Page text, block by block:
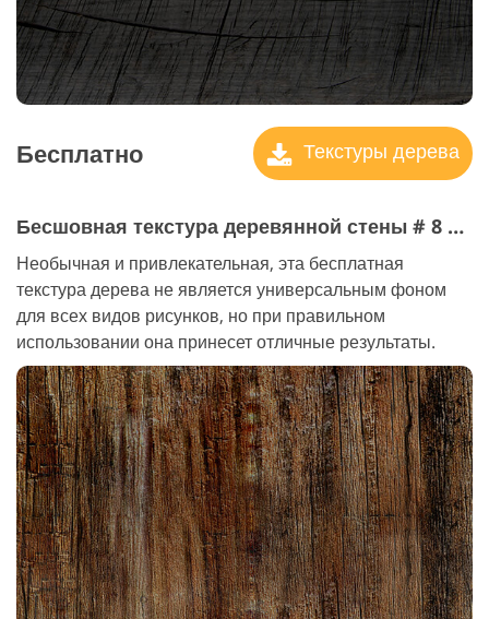
Бесплатно Текстуры дерева
Бесшовная текстура деревянной стены # 8 "Vintage Wardrobe"
Необычная и привлекательная, эта бесплатная
текстура дерева не является универсальным фоном
для всех видов рисунков, но при правильном
использовании она принесет отличные результаты.